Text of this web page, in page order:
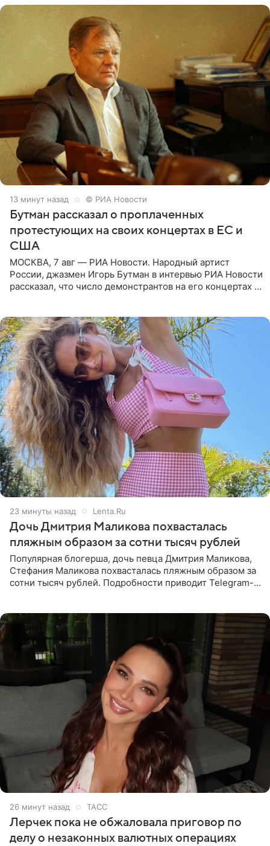
13 минут назад © РИА Новости
Бутман рассказал о проплаченных
протестующих на своих концертах в ЕС и
США
МОСКВА, 7 авг — РИА Новости. Народный артист
России, джазмен Игорь Бутман в интервью РИА Новости
рассказал, что число демонстрантов на его концертах в
23 минуты назад Lenta.Ru
Дочь Дмитрия Маликова похвасталась
пляжным образом за сотни тысяч рублей
Популярная блогерша, дочь певца Дмитрия Маликова,
Стефания Маликова похвасталась пляжным образом за
сотни тысяч рублей. Подробности приводит Telegram-
26 минут назад ТАСС
Лерчек пока не обжаловала приговор по
делу о незаконных валютных операциях